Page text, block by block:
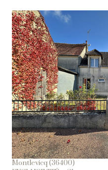
Voir
Montlevicq (36400)